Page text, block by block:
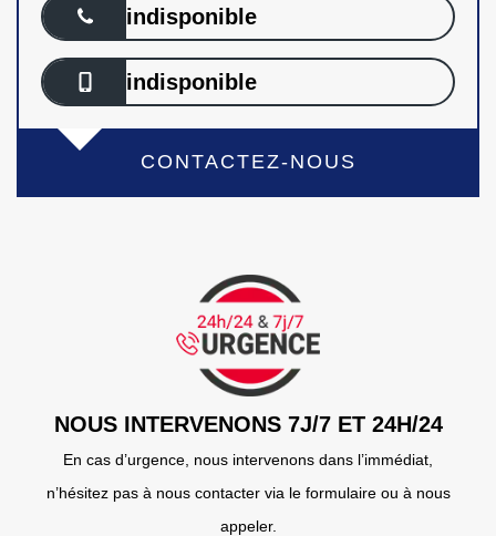
indisponible
indisponible
CONTACTEZ-NOUS
NOUS INTERVENONS 7J/7 ET 24H/24
En cas d’urgence, nous intervenons dans l’immédiat,
n’hésitez pas à nous contacter via le formulaire ou à nous
appeler.